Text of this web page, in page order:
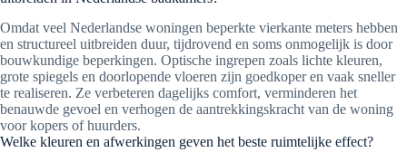
Omdat veel Nederlandse woningen beperkte vierkante meters hebben
en structureel uitbreiden duur, tijdrovend en soms onmogelijk is door
bouwkundige beperkingen. Optische ingrepen zoals lichte kleuren,
grote spiegels en doorlopende vloeren zijn goedkoper en vaak sneller
te realiseren. Ze verbeteren dagelijks comfort, verminderen het
benauwde gevoel en verhogen de aantrekkingskracht van de woning
voor kopers of huurders.
Welke kleuren en afwerkingen geven het beste ruimtelijke effect?